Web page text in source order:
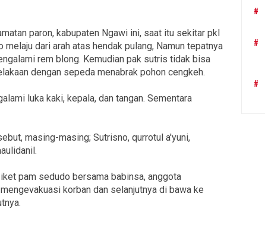
paron, kabupaten Ngawi ini, saat itu sekitar pkl
dari arah atas hendak pulang, Namun tepatnya
rem blong. Kemudian pak sutris tidak bisa
dengan sepeda menabrak pohon cengkeh.
luka kaki, kepala, dan tangan. Sementara
masing-masing; Sutrisno, qurrotul a'yuni,
pam sedudo bersama babinsa, anggota
korban dan selanjutnya di bawa ke